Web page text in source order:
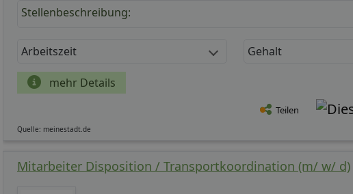
Stellenbeschreibung:
Arbeitszeit Gehalt
mehr Details
Teilen
Quelle: meinestadt.de
Mitarbeiter Disposition / Transportkoordination (m/ w/ d)